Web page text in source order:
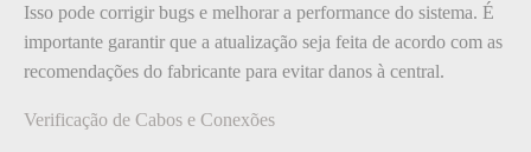
Isso pode corrigir bugs e melhorar a performance do sistema. É
importante garantir que a atualização seja feita de acordo com as
recomendações do fabricante para evitar danos à central.
Verificação de Cabos e Conexões